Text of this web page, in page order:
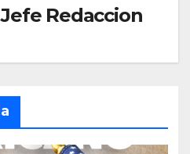
Jefe Redaccion